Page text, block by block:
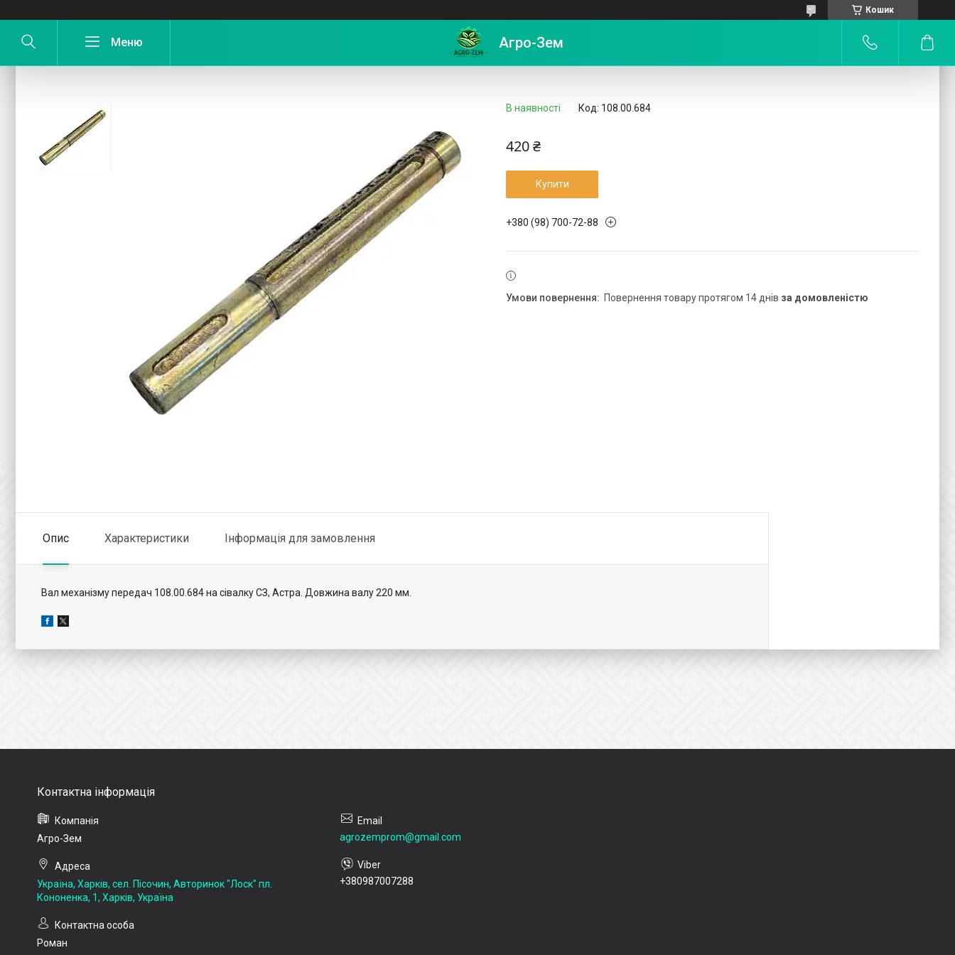
Кошик
Агро-Зем
Вал механізму передач 108.00.684 СЗ, Астра
В наявності Код: 108.00.684
420 ₴
Купити
+380 (98) 700-72-88
повернення товару протягом 14 днів за домовленістю
Опис Характеристики Інформація для замовлення
Вал механізму передач 108.00.684 на сівалку СЗ, Астра. Довжина валу 220 мм.
Агро-Зем
Україна, Харків, сел. Пісочин, Авторинок "Лоск" пл.
Кононенка, 1, Харків, Україна
Роман
agrozemprom@gmail.com
+380987007288